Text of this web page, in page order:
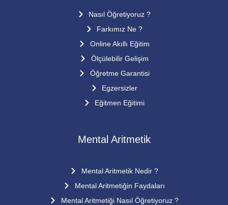
Nasıl Öğretiyoruz ?
Farkımız Ne ?
Online Akıllı Eğitim
Ölçülebilir Gelişim
Öğretme Garantisi
Egzersizler
Eğitmen Eğitimi
Mental Aritmetik
Mental Aritmetik Nedir ?
Mental Aritmetiğin Faydaları
Mental Aritmetiği Nasıl Öğretiyoruz ?